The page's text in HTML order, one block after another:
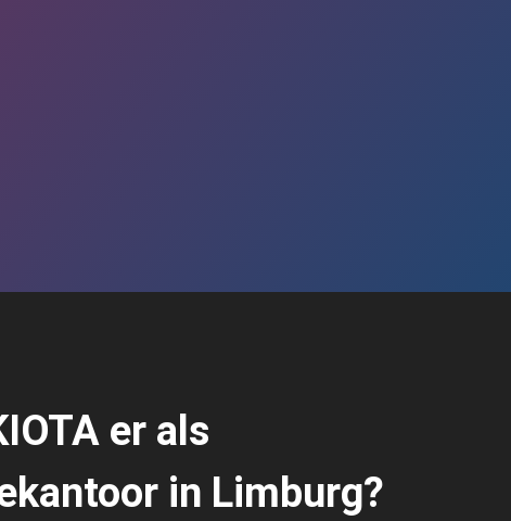
er als
in Limburg?